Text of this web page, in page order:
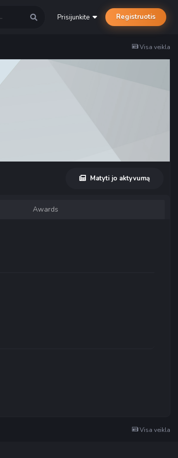
Prisijunkite Registruotis
Visa veikla
Matyti jo aktyvumą
Awards
Visa veikla